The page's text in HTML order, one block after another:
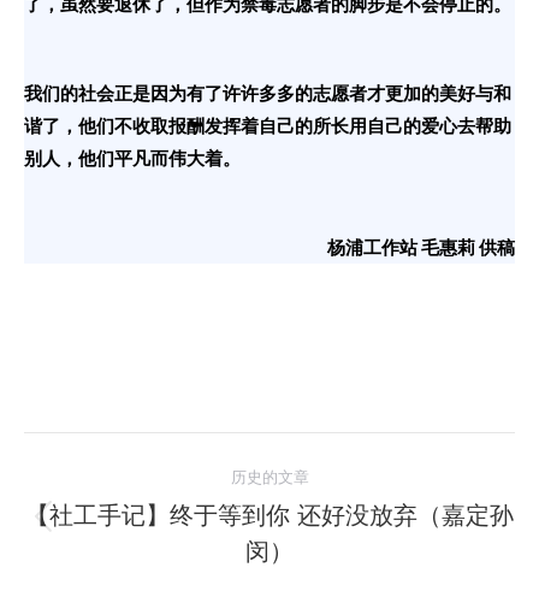
我们的社会正是因为有了许许多多的志愿者才更加的美好与和
谐了，他们不收取报酬发挥着自己的所长用自己的爱心去帮助
别人，他们平凡而伟大着。
杨浦工作站 毛惠莉 供稿
章
历史的文章
历
史
【社工手记】终于等到你 还好没放弃（嘉定孙
闵）